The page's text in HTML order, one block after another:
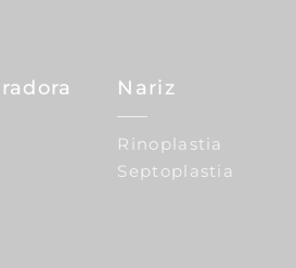
Nariz
Rinoplastia
Septoplastia